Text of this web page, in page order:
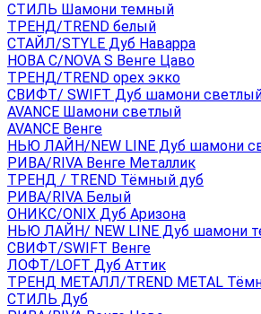
СТИЛЬ Шамони темный
ТРЕНД/TREND белый
СТАЙЛ/STYLE Дуб Наварра
НОВА С/NOVA S Венге Цаво
ТРЕНД/TREND орех экко
СВИФТ/ SWIFT Дуб шамони
AVANCE Шамони светлый
AVANCE Венге
НЬЮ ЛАЙН/NEW LINE Дуб шамони
РИВА/RIVA Венге Металлик
TРЕНД / TREND Тёмный дуб
РИВА/RIVA Белый
ОНИКС/ONIX Дуб Аризона
НЬЮ ЛАЙН/ NEW LINE Дуб шамони
СВИФТ/SWIFT Венге
ЛОФТ/LOFT Дуб Аттик
ТРЕНД МЕТАЛЛ/TREND METAL
СТИЛЬ Дуб